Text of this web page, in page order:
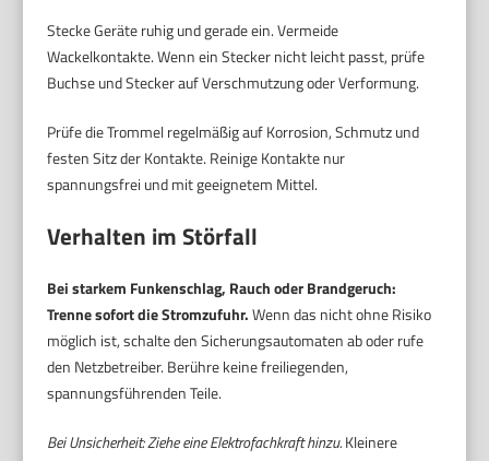
Stecke Geräte ruhig und gerade ein. Vermeide
Wackelkontakte. Wenn ein Stecker nicht leicht passt, prüfe
Buchse und Stecker auf Verschmutzung oder Verformung.
Prüfe die Trommel regelmäßig auf Korrosion, Schmutz und
festen Sitz der Kontakte. Reinige Kontakte nur
spannungsfrei und mit geeignetem Mittel.
Verhalten im Störfall
Bei starkem Funkenschlag, Rauch oder Brandgeruch:
Trenne sofort die Stromzufuhr.Wenn das nicht ohne Risiko
möglich ist, schalte den Sicherungsautomaten ab oder rufe
den Netzbetreiber. Berühre keine freiliegenden,
spannungsführenden Teile.
Bei Unsicherheit: Ziehe eine Elektrofachkraft hinzu.Kleinere